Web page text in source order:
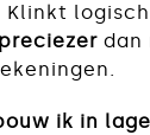
Klinkt
dan
ik in